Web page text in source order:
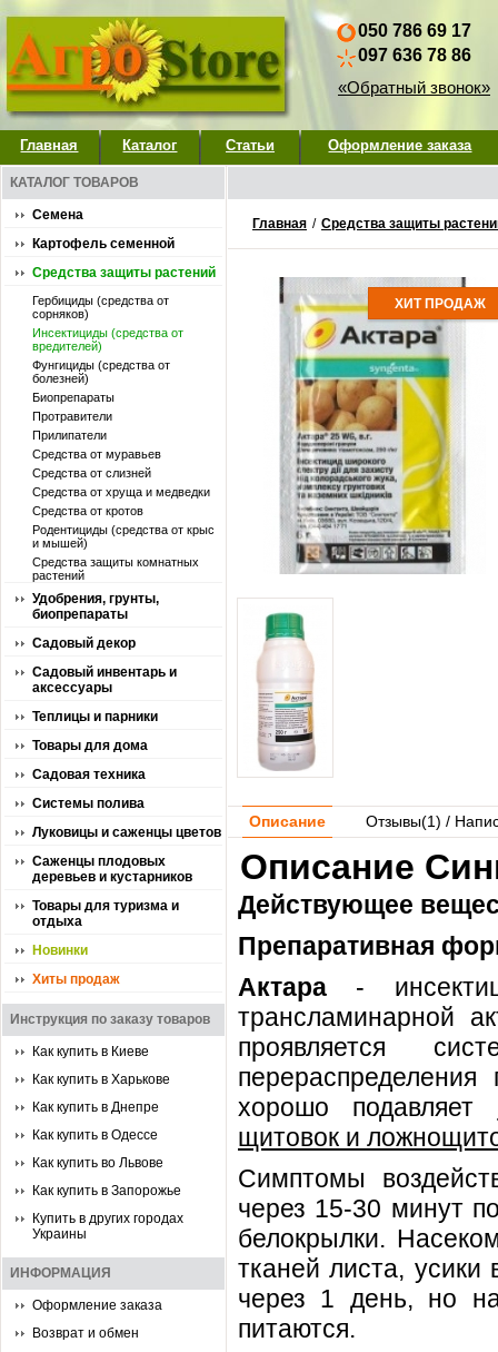
050 786 69 17
097 636 78 86
«Обратный звонок»
Главная Каталог Статьи Оформление заказа
КАТАЛОГ ТОВАРОВ
Семена
Картофель семенной
Средства защиты растений
Гербициды (средства от
сорняков)
Инсектициды (средства от
вредителей)
Фунгициды (средства от
болезней)
Биопрепараты
Протравители
Прилипатели
Средства от муравьев
Средства от слизней
Средства от хруща и медведки
Средства от кротов
Родентициды (средства от крыс
и мышей)
Средства защиты комнатных
растений
Удобрения, грунты,
биопрепараты
Садовый декор
Садовый инвентарь и
аксессуары
Теплицы и парники
Товары для дома
Садовая техника
Системы полива
Луковицы и саженцы цветов
Саженцы плодовых
деревьев и кустарников
Товары для туризма и
отдыха
Новинки
Хиты продаж
Инструкция по заказу товаров
Как купить в Киеве
Как купить в Харькове
Как купить в Днепре
Как купить в Одессе
Как купить во Львове
Как купить в Запорожье
Купить в других городах
Украины
ИНФОРМАЦИЯ
Оформление заказа
Возврат и обмен
Главная / Средства защиты
ХИТ ПРОДАЖ
Описание Отзывы(1) /
Описание
Действующее
Препаративная
Актара -
трансламинарной
проявляется
хорошо подавляет
щитовок и
Симптомы
через 15-30 минут
белокрылки.
тканей листа, усики
через 1 день, но
питаются.